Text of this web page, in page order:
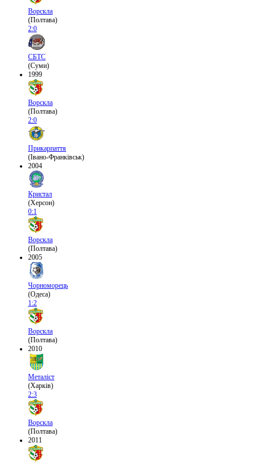
Ворскла
(Полтава)
2:0
СБТС
(Суми)
1999
Ворскла
(Полтава)
2:0
Прикарпаття
(Івано-Франківськ)
2004
Кристал
(Херсон)
0:1
Ворскла
(Полтава)
2005
Чорноморець
(Одеса)
1:2
Ворскла
(Полтава)
2010
Металіст
(Харків)
2:3
Ворскла
(Полтава)
2011